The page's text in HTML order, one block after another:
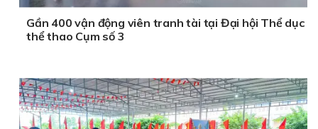
Gần 400 vận động viên tranh tài tại Đại hội Thể dục
thể thao Cụm số 3